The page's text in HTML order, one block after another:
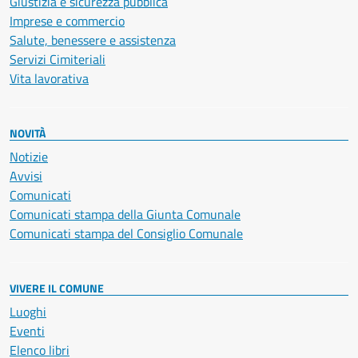
Imprese e commercio
Salute, benessere e assistenza
Servizi Cimiteriali
Vita lavorativa
NOVITÀ
Notizie
Avvisi
Comunicati
Comunicati stampa della Giunta Comunale
Comunicati stampa del Consiglio Comunale
VIVERE IL COMUNE
Luoghi
Eventi
Elenco libri